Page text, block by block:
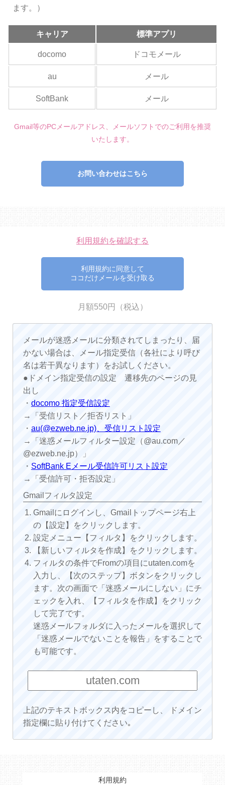
ます。）
キャリア 標準アプリ
docomo ドコモメール
au メール
SoftBank メール
Gmail等のPCメールアドレス、メールソフトでのご利用を推奨
いたします。
お問い合わせはこちら
利用規約を確認する
利用規約に同意して
ココだけメールを受け取る
月額550円（税込）
メールが迷惑メールに分類されてしまったり、届
かない場合は、メール指定受信（各社により呼び
名は若干異なります）をお試しください。
●ドメイン指定受信の設定 遷移先のページの見
出し
・ docomo 指定受信設定
→「受信リスト／拒否リスト」
・ au(@ezweb.ne.jp)、受信リスト設定
→「迷惑メールフィルター設定（@au.com／
@ezweb.ne.jp）」
・ SoftBank Eメール受信許可リスト設定
→「受信許可・拒否設定」
Gmailフィルタ設定
Gmailにログインし、Gmailトップページ右上
の【設定】をクリックします。
設定メニュー【フィルタ】をクリックします。
【新しいフィルタを作成】をクリックします。
フィルタの条件でFromの項目にutaten.comを
入力し、【次のステップ】ボタンをクリックし
ます。次の画面で「迷惑メールにしない」にチ
ェックを入れ、【フィルタを作成】をクリック
して完了です。
迷惑メールフォルダに入ったメールを選択して
「迷惑メールでないことを報告」をすることで
も可能です。
上記のテキストボックス内をコピーし、 ドメイン
指定欄に貼り付けてください｡
利用規約